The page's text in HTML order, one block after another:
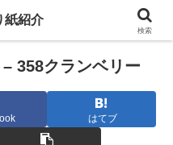
358クランベリー
はてブ
紙紹介
検索